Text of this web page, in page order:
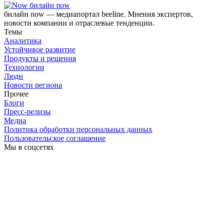
билайн now
билайн now — медиапортал beeline. Мнения экспертов,
новости компании и отраслевые тенденции.
Темы
Аналитика
Устойчивое развитие
Продукты и решения
Технологии
Люди
Новости региона
Прочее
Блоги
Пресс-релизы
Медиа
Политика обработки персональных данных
Пользовательское соглашение
Мы в соцсетях